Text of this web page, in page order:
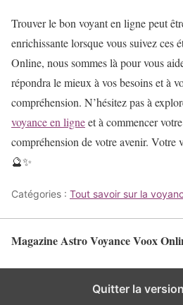
Trouver le bon voyant en ligne peut
enrichissante lorsque vous suivez ces
Online, nous sommes là pour vous
répondra le mieux à vos besoins et à
compréhension. N’hésitez pas à
voyance en ligneet à commencer
compréhension de votre avenir. Votre
🔮✨
Catégories : Tout savoir sur la
Magazine Astro Voyance Voox
Quitter la